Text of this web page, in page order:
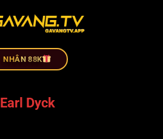
NHÂN 88K
Earl Dyck